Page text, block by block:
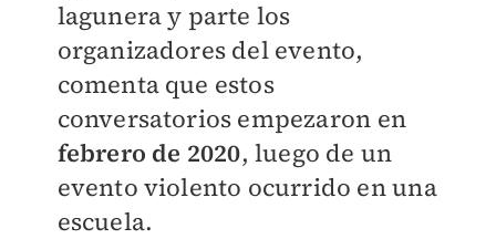
lagunera y parte los
organizadores del evento,
comenta que estos
conversatorios empezaron en
febrero de 2020, luego de un
evento violento ocurrido en una
escuela.